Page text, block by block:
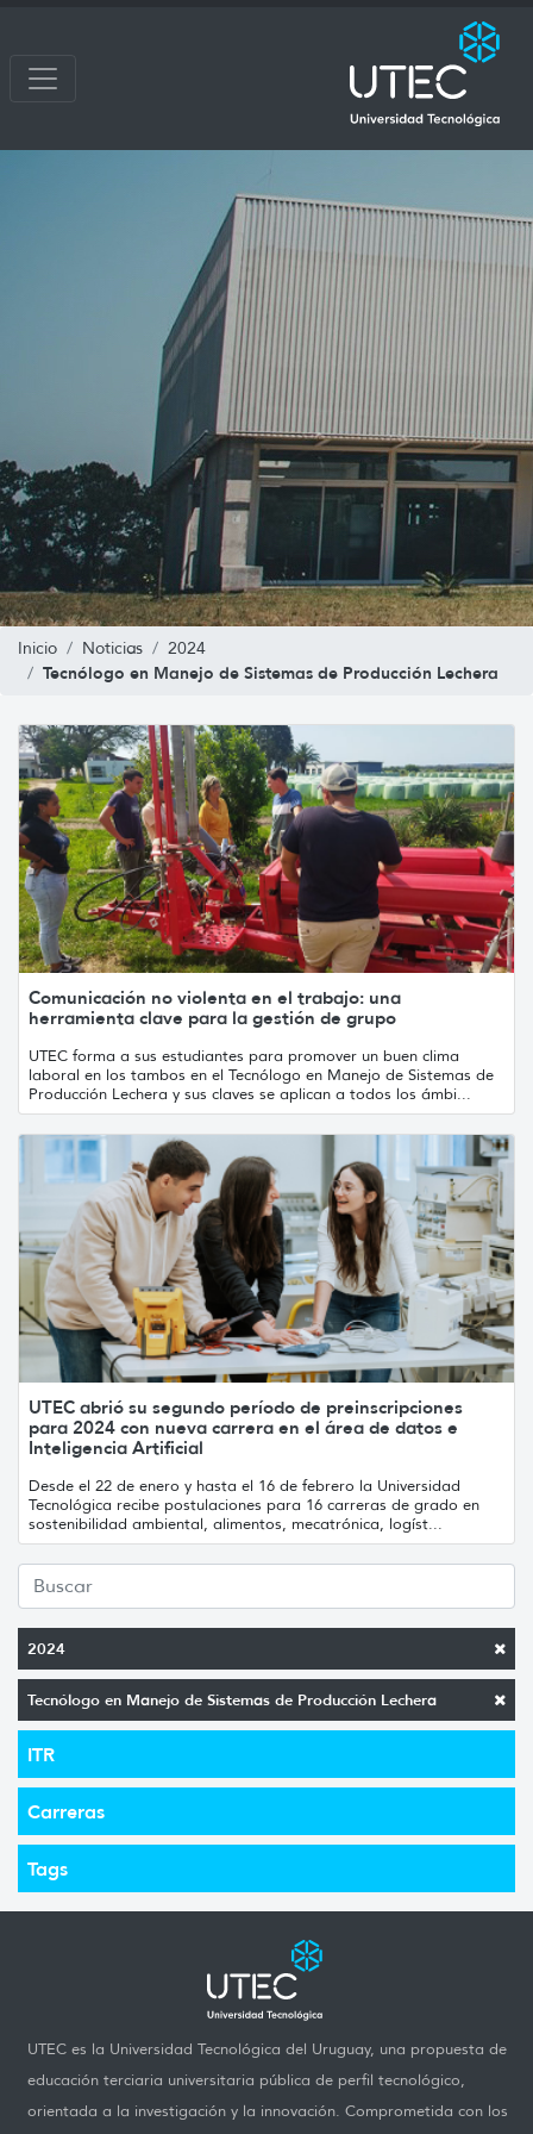
Inicio Noticias 2024
Tecnólogo en Manejo de Sistemas de Producción Lechera
2024
Tecnólogo en Manejo de Sistemas de Producción Lechera
ITR
Carreras
Tags
Comunicación no violenta en el trabajo: una
herramienta clave para la gestión de grupo
UTEC forma a sus estudiantes para promover un buen clima
laboral en los tambos en el Tecnólogo en Manejo de Sistemas de
Producción Lechera y sus claves se aplican a todos los ámbi...
UTEC abrió su segundo período de preinscripciones
para 2024 con nueva carrera en el área de datos e
Inteligencia Artificial
Desde el 22 de enero y hasta el 16 de febrero la Universidad
Tecnológica recibe postulaciones para 16 carreras de grado en
sostenibilidad ambiental, alimentos, mecatrónica, logíst...
UTEC es la Universidad Tecnológica del Uruguay, una propuesta de
educación terciaria universitaria pública de perfil tecnológico,
orientada a la investigación y la innovación. Comprometida con los